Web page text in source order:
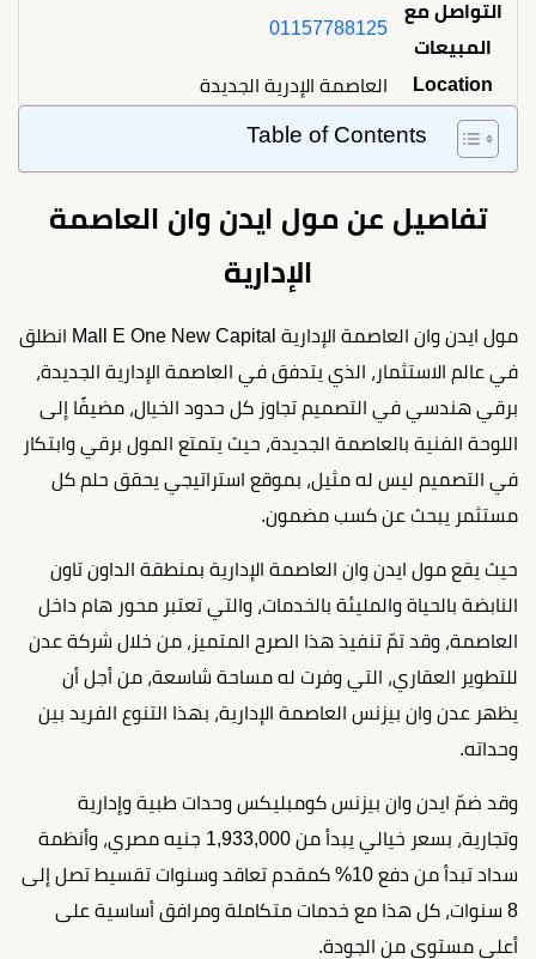
التواصل مع
المبيعات
01157788125
Location العاصمة الإدرية الجديدة
Table of Contents
تفاصيل عن مول ايدن وان العاصمة
الإدارية
مول ايدن وان العاصمة الإدارية Mall E One New Capital انطلق
في عالم الاستثمار، الذي يتدفق في العاصمة الإدارية الجديدة،
برقي هندسي في التصميم تجاوز كل حدود الخيال، مضيفًا إلى
اللوحة الفنية بالعاصمة الجديدة، حيث يتمتع المول برقي وابتكار
في التصميم ليس له مثيل، بموقع استراتيجي يحقق حلم كل
مستثمر يبحث عن كسب مضمون.
حيث يقع مول ايدن وان العاصمة الإدارية بمنطقة الداون تاون
النابضة بالحياة والمليئة بالخدمات، والتي تعتبر محور هام داخل
العاصمة، وقد تمّ تنفيذ هذا الصرح المتميز، من خلال شركة عدن
للتطوير العقاري، التي وفرت له مساحة شاسعة، من أجل أن
يظهر عدن وان بيزنس العاصمة الإدارية، بهذا التنوع الفريد بين
وحداته.
وقد ضمّ ايدن وان بيزنس كومبليكس وحدات طبية وإدارية
وتجارية، بسعر خيالي يبدأ من 1,933,000 جنيه مصري، وأنظمة
سداد تبدأ من دفع 10% كمقدم تعاقد وسنوات تقسيط تصل إلى
8 سنوات، كل هذا مع خدمات متكاملة ومرافق أساسية على
أعلى مستوى من الجودة.